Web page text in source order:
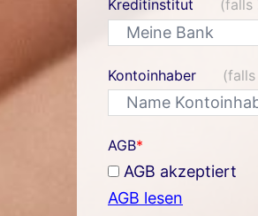
Kreditinstitut (falls
Kontoinhaber
AGB*
AGB akzeptiert
AGB lesen